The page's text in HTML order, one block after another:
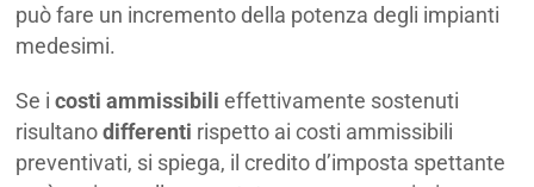
può fare un incremento della potenza degli impianti
medesimi.
Se icosti ammissibili effettivamente sostenuti
risultanodifferenti rispetto ai costi ammissibili
preventivati, si spiega, il credito d’imposta spettante